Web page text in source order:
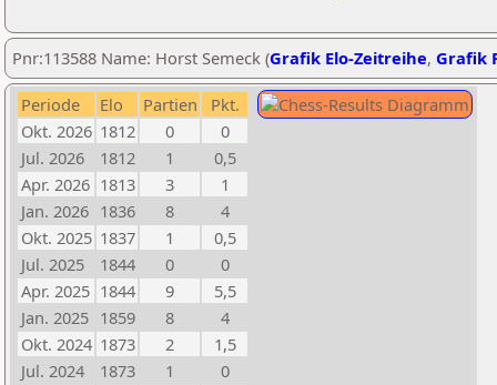
Pnr:113588 Name: Horst Semeck (Grafik Elo-Zeitreihe, Grafik
Periode Elo Partien
Pkt.
Okt. 2026 1812 0
0
Jul. 2026
1812 1
0,5
Apr. 2026 1813 3
1
Jan. 2026 1836 8
4
Okt. 2025 1837 1
0,5
Jul. 2025
1844 0
0
Apr. 2025 1844 9
5,5
Jan. 2025 1859 8
4
Okt. 2024 1873 2
1,5
Jul. 2024
1873 1
0